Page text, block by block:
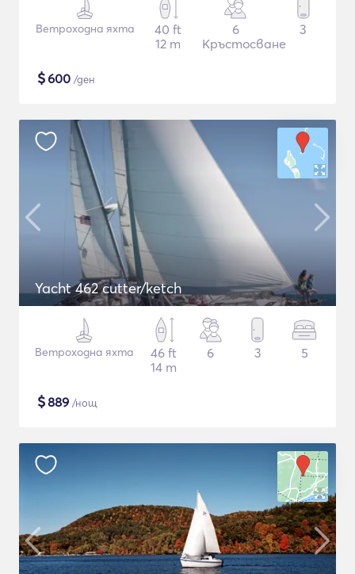
Ветроходна яхта
40 ft
12 m
6
Кръстосване
3
$600 /ден
Yacht 462 cutter/ketch
Ветроходна яхта
46 ft
14 m
6 3 5
$889 /нощ